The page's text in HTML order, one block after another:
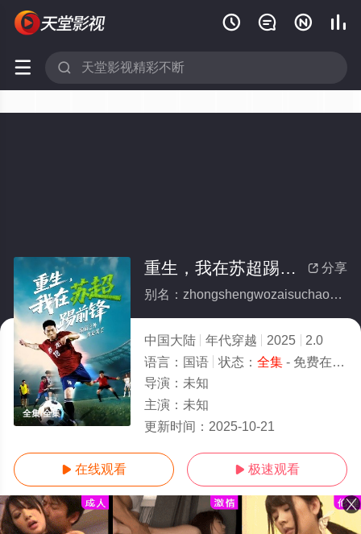
   
 
全集/全集
 分享
重生，我在苏超踢前锋(全集)
别名：zhongshengwozaisuchaotiqianfeng
中国大陆 年代穿越 2025
2.0
语言： 国语 状态： 全集- 免费在线观看
导演： 未知
主演： 未知
更新时间： 2025-10-21
 在线观看  极速观看